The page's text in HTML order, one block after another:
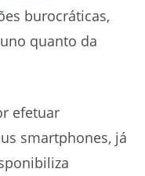
burocráticas,
quanto da
efetuar
smartphones, já